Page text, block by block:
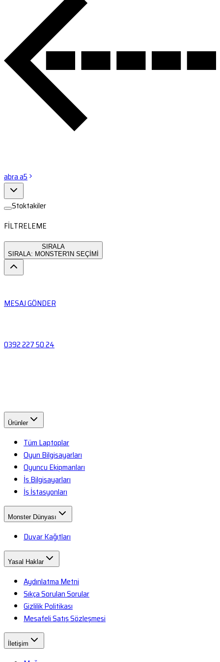
abra a5
Stoktakiler
FİLTRELEME
SIRALA
SIRALA: MONSTER'IN SEÇİMİ
MESAJ GÖNDER
0392 227 50 24
Ürünler
Tüm Laptoplar
Oyun Bilgisayarları
Oyuncu Ekipmanları
İş Bilgisayarları
İş İstasyonları
Monster Dünyası
Duvar Kağıtları
Yasal Haklar
Aydınlatma Metni
Sıkça Sorulan Sorular
Gizlilik Politikası
Mesafeli Satış Sözleşmesi
İletişim